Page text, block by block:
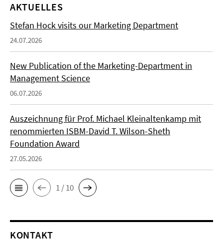
AKTUELLES
Stefan Hock visits our Marketing Department
24.07.2026
New Publication of the Marketing-Department in
Management Science
06.07.2026
Auszeichnung für Prof. Michael Kleinaltenkamp mit
renommierten ISBM-David T. Wilson-Sheth
Foundation Award
27.05.2026
1 / 10
KONTAKT